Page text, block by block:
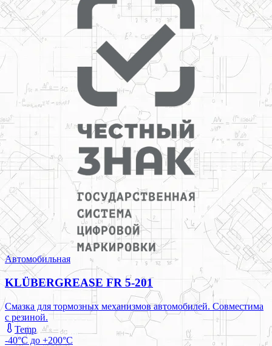
Автомобильная
KLÜBERGREASE FR 5-201
Смазка для тормозных механизмов автомобилей. Совместима
с резиной.
Temp
-40°C до +200°C